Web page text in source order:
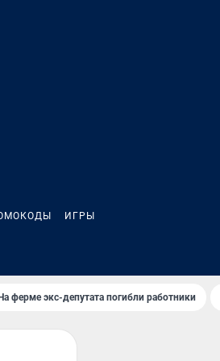
ИГРЫ
ферме экс-депутата погибли работники